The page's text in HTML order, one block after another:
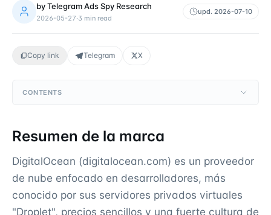
byTelegram Ads Spy Research
2026-05-27·3 min read
upd. 2026-07-10
Copy link Telegram X
CONTENTS
Resumen de la marca
DigitalOcean (digitalocean.com) es un proveedor
de nube enfocado en desarrolladores, más
conocido por sus servidores privados virtuales
"Droplet", precios sencillos y una fuerte cultura de